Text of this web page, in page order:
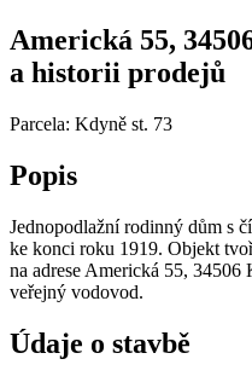
Americká 55,
a historii prodejů
Parcela: Kdyně st. 73
Popis
Jednopodlažní rodinný dům s
ke konci roku 1919. Objekt
na adrese Americká 55, 34506
veřejný vodovod.
Údaje o stavbě